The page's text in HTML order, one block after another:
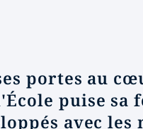
portes au
puise sa
avec